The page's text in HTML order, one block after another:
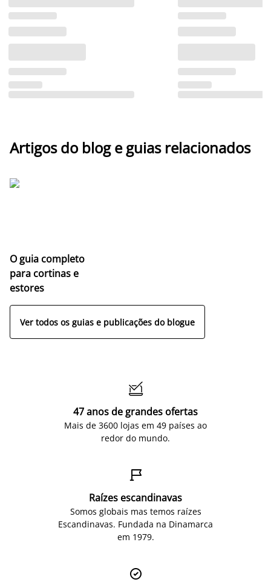
Artigos do blog e guias relacionados
O guia completo
para cortinas e
estores
Ver todos os guias e publicações do blogue

47 anos de grandes ofertas
Mais de 3600 lojas em 49 países ao
redor do mundo.

Raízes escandinavas
Somos globais mas temos raízes
Escandinavas. Fundada na Dinamarca
em 1979.
